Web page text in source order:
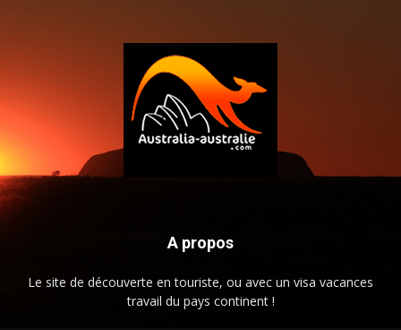
A propos
Le site de découverte en touriste, ou avec un visa vacances
travail du pays continent !